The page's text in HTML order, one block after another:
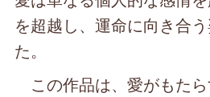
を超越し、運命に向き合
た。
この作品は、愛がもた